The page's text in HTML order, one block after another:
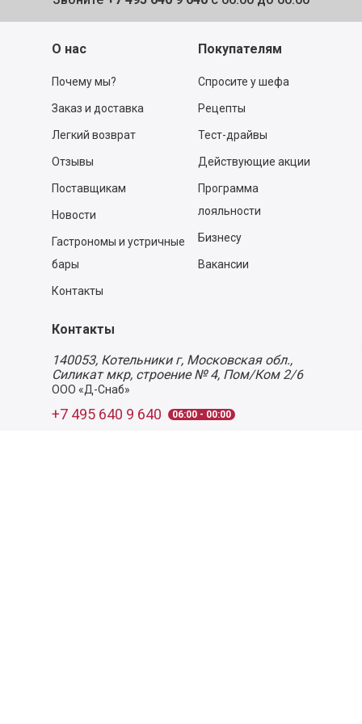
О нас
Почему мы?
Заказ и доставка
Легкий возврат
Отзывы
Поставщикам
Новости
Гастрономы и устричные
бары
Контакты
Покупателям
Спросите у шефа
Рецепты
Тест-драйвы
Действующие акции
Программа
лояльности
Бизнесу
Вакансии
Контакты
140053, Котельники г, Московская обл.,
Силикат мкр, строение № 4, Пом/Ком 2/6
ООО «Д-Снаб»
+7 495 640 9 640 06:00 - 00:00